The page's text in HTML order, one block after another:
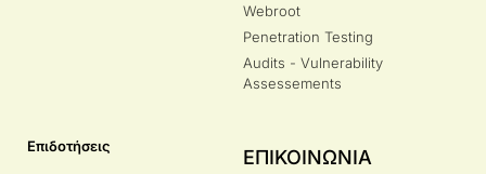
Webroot
Penetration Testing
Audits - Vulnerability
Assessements
Επιδοτήσεις ΕΠΙΚΟΙΝΩΝΙΑ